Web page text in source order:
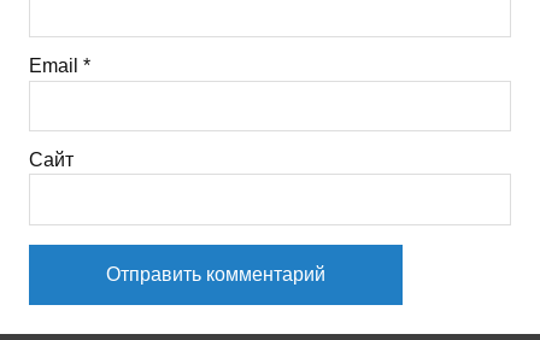
Email *
Сайт